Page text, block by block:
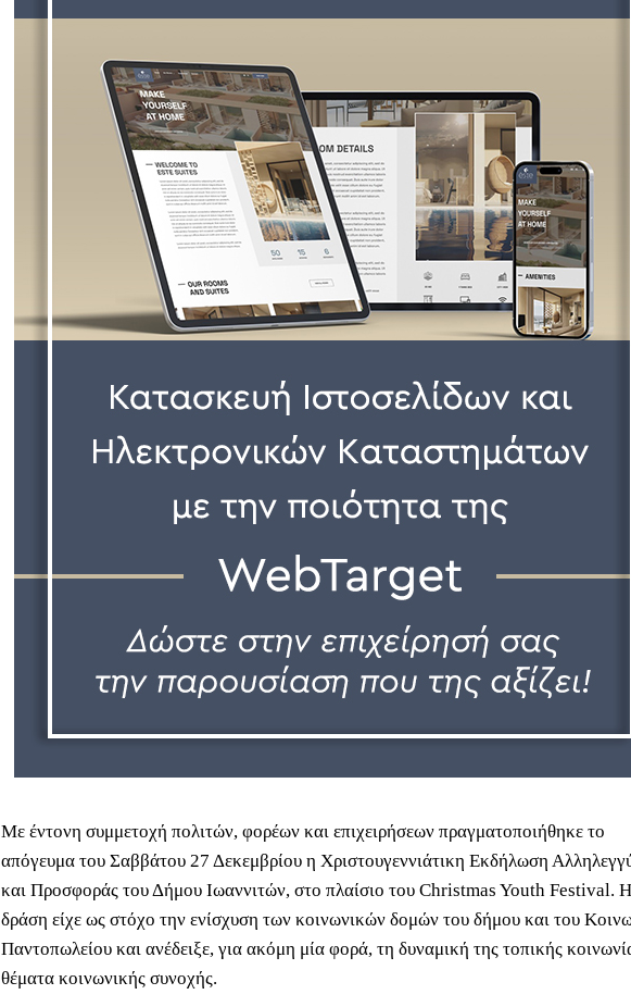
Με έντονη συμμετοχή πολιτών, φορέων και επιχειρήσεων πραγματοποιήθηκε το
απόγευμα του Σαββάτου 27 Δεκεμβρίου η Χριστουγεννιάτικη Εκδήλωση
και Προσφοράς του Δήμου Ιωαννιτών, στο πλαίσιο του Christmas Youth Festival. Η
δράση είχε ως στόχο την ενίσχυση των κοινωνικών δομών του δήμου και του
Παντοπωλείου και ανέδειξε, για ακόμη μία φορά, τη δυναμική της τοπικής
θέματα κοινωνικής συνοχής.